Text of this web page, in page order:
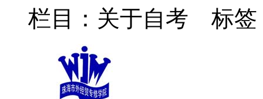
栏目：关于自考 标签